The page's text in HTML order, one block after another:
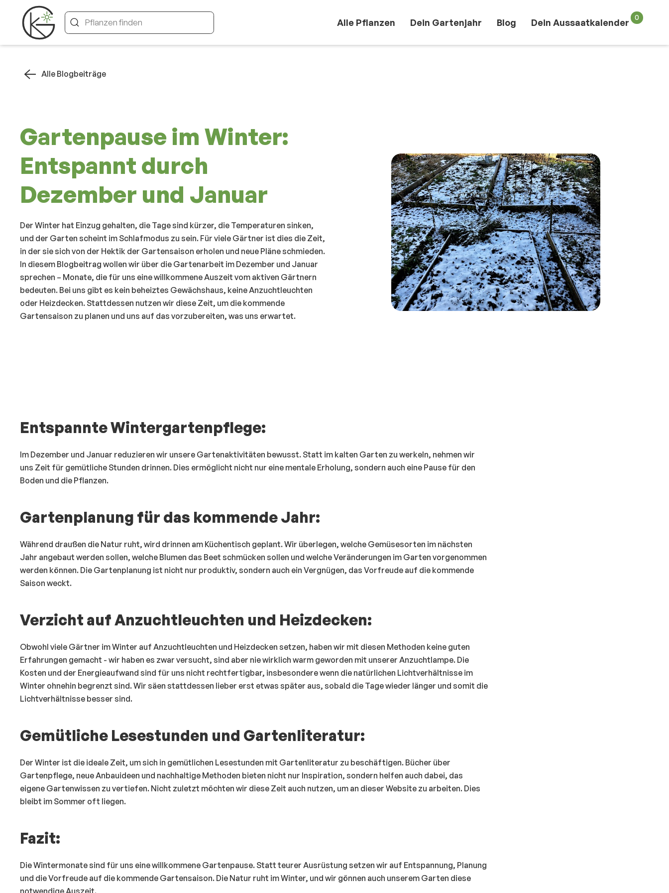
Alle Pflanzen Dein Gartenjahr Blog Dein Aussaatkalender 0
Alle Blogbeiträge
Gartenpause im Winter:
Entspannt durch
Dezember und Januar
Der Winter hat Einzug gehalten, die Tage sind kürzer, die Temperaturen sinken,
und der Garten scheint im Schlafmodus zu sein. Für viele Gärtner ist dies die Zeit,
in der sie sich von der Hektik der Gartensaison erholen und neue Pläne schmieden.
In diesem Blogbeitrag wollen wir über die Gartenarbeit im Dezember und Januar
sprechen – Monate, die für uns eine willkommene Auszeit vom aktiven Gärtnern
bedeuten. Bei uns gibt es kein beheiztes Gewächshaus, keine Anzuchtleuchten
oder Heizdecken. Stattdessen nutzen wir diese Zeit, um die kommende
Gartensaison zu planen und uns auf das vorzubereiten, was uns erwartet.
Entspannte Wintergartenpflege:
Im Dezember und Januar reduzieren wir unsere Gartenaktivitäten bewusst. Statt im kalten Garten zu werkeln, nehmen wir
uns Zeit für gemütliche Stunden drinnen. Dies ermöglicht nicht nur eine mentale Erholung, sondern auch eine Pause für den
Boden und die Pflanzen.
Gartenplanung für das kommende Jahr:
Während draußen die Natur ruht, wird drinnen am Küchentisch geplant. Wir überlegen, welche Gemüsesorten im nächsten
Jahr angebaut werden sollen, welche Blumen das Beet schmücken sollen und welche Veränderungen im Garten vorgenommen
werden können. Die Gartenplanung ist nicht nur produktiv, sondern auch ein Vergnügen, das Vorfreude auf die kommende
Saison weckt.
Verzicht auf Anzuchtleuchten und Heizdecken:
Obwohl viele Gärtner im Winter auf Anzuchtleuchten und Heizdecken setzen, haben wir mit diesen Methoden keine guten
Erfahrungen gemacht - wir haben es zwar versucht, sind aber nie wirklich warm geworden mit unserer Anzuchtlampe. Die
Kosten und der Energieaufwand sind für uns nicht rechtfertigbar, insbesondere wenn die natürlichen Lichtverhältnisse im
Winter ohnehin begrenzt sind. Wir säen stattdessen lieber erst etwas später aus, sobald die Tage wieder länger und somit die
Lichtverhältnisse besser sind.
Gemütliche Lesestunden und Gartenliteratur:
Der Winter ist die ideale Zeit, um sich in gemütlichen Lesestunden mit Gartenliteratur zu beschäftigen. Bücher über
Gartenpflege, neue Anbauideen und nachhaltige Methoden bieten nicht nur Inspiration, sondern helfen auch dabei, das
eigene Gartenwissen zu vertiefen. Nicht zuletzt möchten wir diese Zeit auch nutzen, um an dieser Website zu arbeiten. Dies
bleibt im Sommer oft liegen.
Fazit:
Die Wintermonate sind für uns eine willkommene Gartenpause. Statt teurer Ausrüstung setzen wir auf Entspannung, Planung
und die Vorfreude auf die kommende Gartensaison. Die Natur ruht im Winter, und wir gönnen auch unserem Garten diese
notwendige Auszeit.